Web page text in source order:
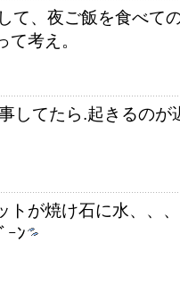
て、夜ご飯を食べて
考え。
してたら.起きるの
トが焼け石に水、、
ｰﾝ